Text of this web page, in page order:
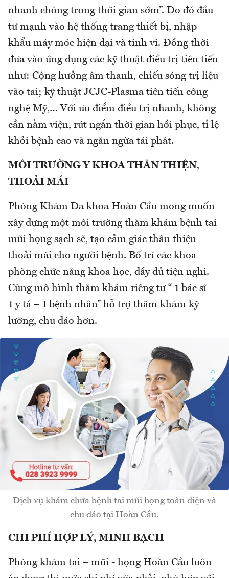
nhanh chóng trong thời gian sớm”. Do đó đầu
tư mạnh vào hệ thống trang thiết bị, nhập
khẩu máy móc hiện đại và tinh vi. Đồng thời
đưa vào ứng dụng các kỹ thuật điều trị tiên tiến
như: Cộng hưởng âm thanh, chiếu sóng trị liệu
vào tai; kỹ thuật JCJC-Plasma tiên tiến công
nghệ Mỹ,… Với ưu điểm điều trị nhanh, không
cần nằm viện, rút ngắn thời gian hồi phục, tỉ lệ
khỏi bệnh cao và ngăn ngừa tái phát.
MÔI TRƯỜNG Y KHOA THÂN THIỆN,
THOẢI MÁI
Phòng Khám Đa khoa Hoàn Cầu mong muốn
xây dựng một môi trường thăm khám bệnh tai
mũi họng sạch sẽ, tạo cảm giác thân thiện
thoải mái cho người bệnh. Bố trí các khoa
phòng chức năng khoa học, đầy đủ tiện nghi.
Cùng mô hình thăm khám riêng tư “ 1 bác sĩ –
1 y tá – 1 bệnh nhân” hỗ trợ thăm khám kỹ
lưỡng, chu đáo hơn.
Dịch vụ khám chữa bệnh tai mũi họng toàn diện và
chu đáo tại Hoàn Cầu.
CHI PHÍ HỢP LÝ, MINH BẠCH
Phòng khám tai – mũi - họng Hoàn Cầu luôn